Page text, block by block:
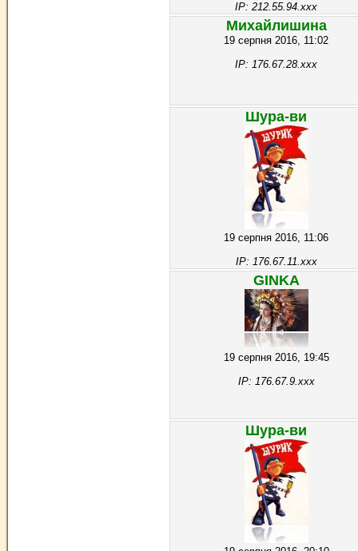
IP: 212.55.94.xxx
Михайлишина
19 серпня 2016, 11:02
IP: 176.67.28.xxx
Шура-ви
19 серпня 2016, 11:06
IP: 176.67.11.xxx
GINKA
19 серпня 2016, 19:45
IP: 176.67.9.xxx
Шура-ви